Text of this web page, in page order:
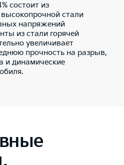
состоит из
стали
напряжений
из стали горячей
увеличивает
прочность на разрыв,
и динамические